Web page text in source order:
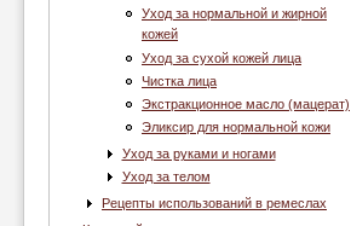
Уход за нормальной и жирной
кожей
Уход за сухой кожей лица
Чистка лица
Экстракционное масло (мацерат)
Эликсир для нормальной кожи
Уход за руками и ногами
Уход за телом
Рецепты использований в ремеслах